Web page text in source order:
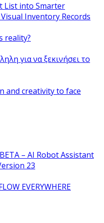
List into Smarter
Inventory Records
reality?
για να ξεκινήσει το
and creativity to face
– AI Robot Assistant
23
EVERYWHERE